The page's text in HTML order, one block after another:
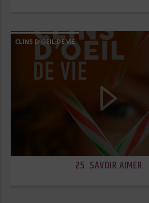
CLINS D’OEIL DE VIE
25. SAVOIR AIMER